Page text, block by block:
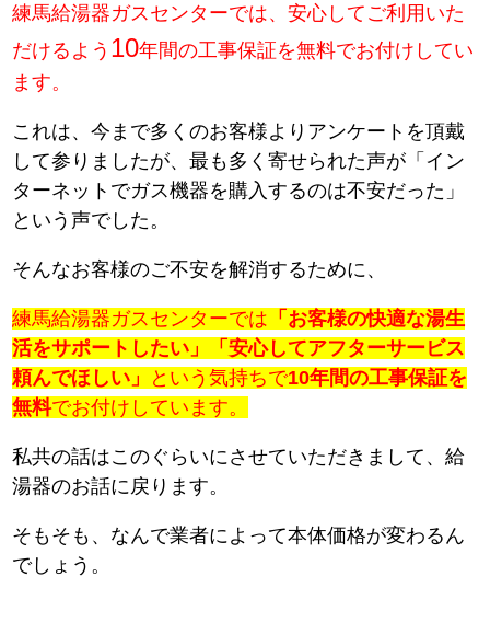
練馬給湯器ガスセンターでは、安心してご利用いた
だけるよう 10年間の工事保証を無料でお付けしてい
ます。
これは、今まで多くのお客様よりアンケートを頂戴
して参りましたが、最も多く寄せられた声が「イン
ターネットでガス機器を購入するのは不安だった」
という声でした。
そんなお客様のご不安を解消するために、
練馬給湯器ガスセンターでは 「お客様の快適な湯生
活をサポートしたい」「安心してアフターサービス
頼んでほしい」
という気持ちで10年間の工事保証を
無料でお付けしています。
私共の話はこのぐらいにさせていただきまして、給
湯器のお話に戻ります。
そもそも、なんで業者によって本体価格が変わるん
でしょう。